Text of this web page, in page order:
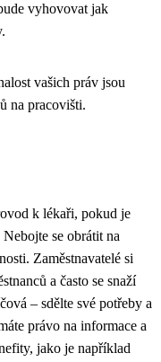
vyhovovat jak
vašich práv jsou
na pracovišti.
k lékaři, pokud je
se obrátit na
Zaměstnavatelé si
a často se snaží
– sdělte své potřeby a
právo na informace a
jako je například